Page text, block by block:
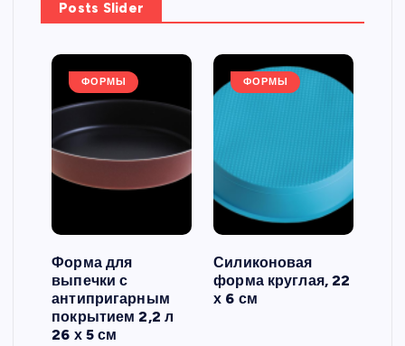
Posts Slider
ФОРМЫ
Форма для
выпечки с
антипригарным
покрытием 2,2 л
26 х 5 см
ФОРМЫ
Силиконовая
форма круглая, 22
х 6 см